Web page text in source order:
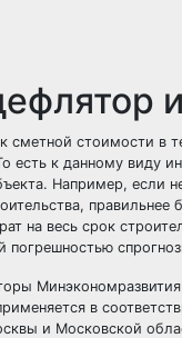
стоимости в
к данному виду
Например,
на весь срок
в
и Московской